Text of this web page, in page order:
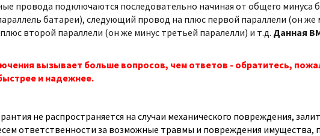
провода подключаются последовательно начиная от общего минуса
батареи), следующий провод на плюс первой параллели (он же
второй параллели (он же минус третьей паралелли) и т.д. Данная
вызывает больше вопросов, чем ответов - обратитесь,
и надежнее.
не распространяется на случаи механического повреждения,
ответственности за возможные травмы и повреждения имущества,